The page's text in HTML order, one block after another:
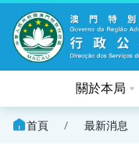
關於本局
首頁 / 最新消息